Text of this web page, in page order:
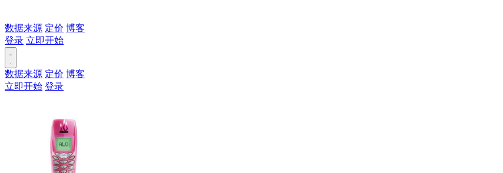
数据来源 定价 博客
登录 立即开始
数据来源 定价 博客
立即开始 登录